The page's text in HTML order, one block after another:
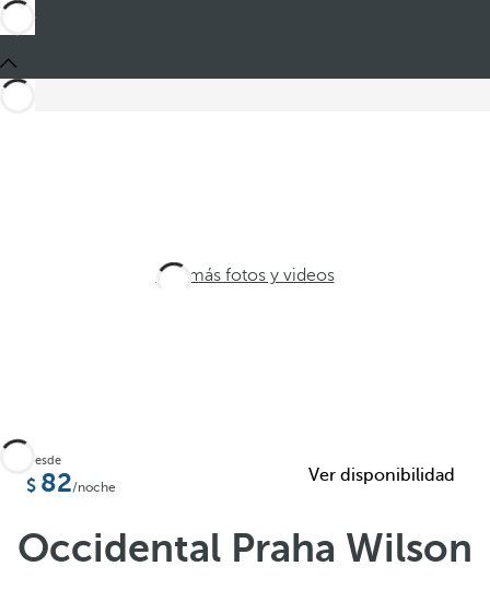
Ver más fotos y videos
Desde
82/noche
Ver disponibilidad
Occidental Praha Wilson